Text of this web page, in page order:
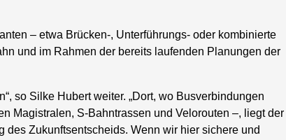
– etwa Brücken-, Unterführungs- oder kombinierte
und im Rahmen der bereits laufenden Planungen der
so Silke Hubert weiter. „Dort, wo Busverbindungen
Magistralen, S-Bahntrassen und Velorouten –, liegt der
Zukunftsentscheids. Wenn wir hier sichere und